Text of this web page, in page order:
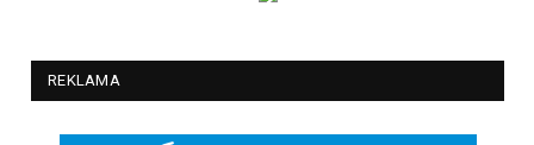
REKLAMA